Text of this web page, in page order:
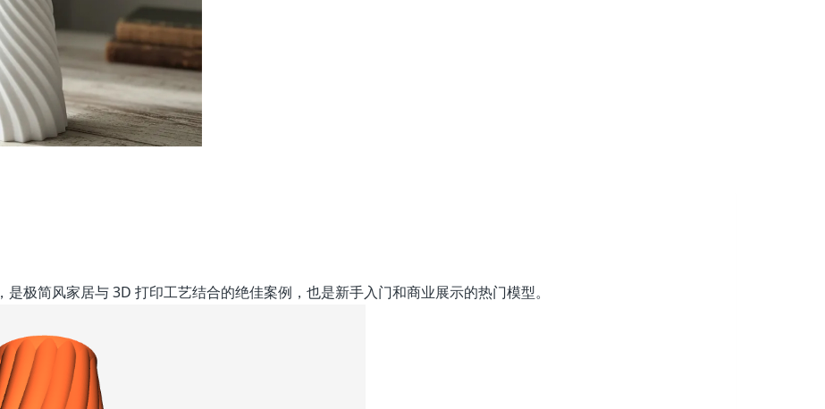
，是极简风家居与 3D 打印工艺结合的绝佳案例，也是新手入门和商业展示的热门模型。